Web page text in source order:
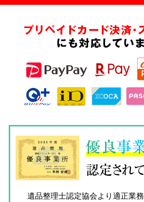
プリペイドカード決済
にも対応してい
優良事
認定され
遺品整理士認定協会より適正業